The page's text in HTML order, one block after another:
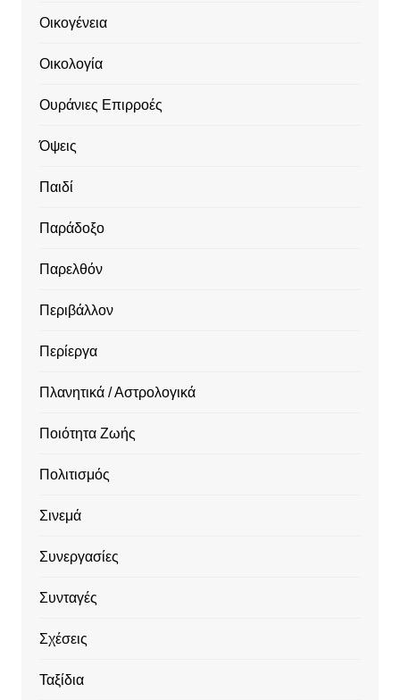
Οικογένεια
Οικολογία
Ουράνιες Επιρροές
Όψεις
Παιδί
Παράδοξο
Παρελθόν
Περιβάλλον
Περίεργα
Πλανητικά / Αστρολογικά
Ποιότητα Ζωής
Πολιτισμός
Σινεμά
Συνεργασίες
Συνταγές
Σχέσεις
Ταξίδια